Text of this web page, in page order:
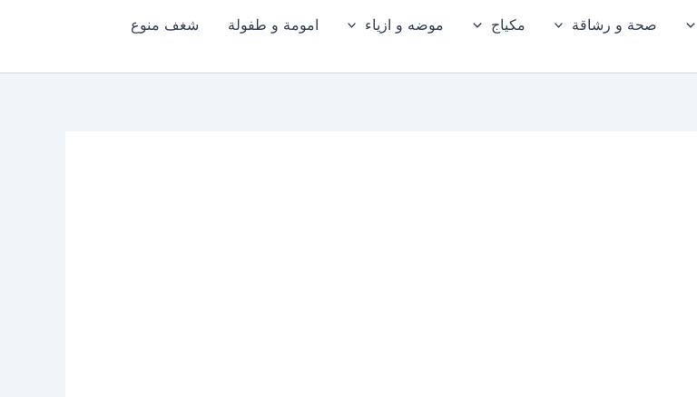
صحة و رشاقة مكياج موضه و ازياء امومة و طفولة
شغف منوع